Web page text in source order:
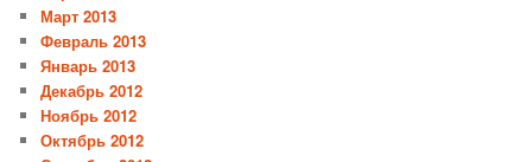
Март 2013
Февраль 2013
Январь 2013
Декабрь 2012
Ноябрь 2012
Октябрь 2012